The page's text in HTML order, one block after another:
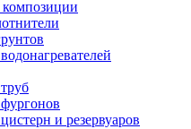
и резервуаров